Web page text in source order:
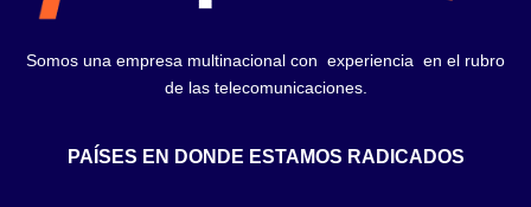
Somos una empresa multinacional con experiencia en el rubro
de las telecomunicaciones.
PAÍSES EN DONDE ESTAMOS RADICADOS